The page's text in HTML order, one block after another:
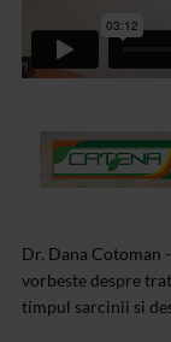
Dr. Dana Cotoman
vorbeste despre
timpul sarcinii si